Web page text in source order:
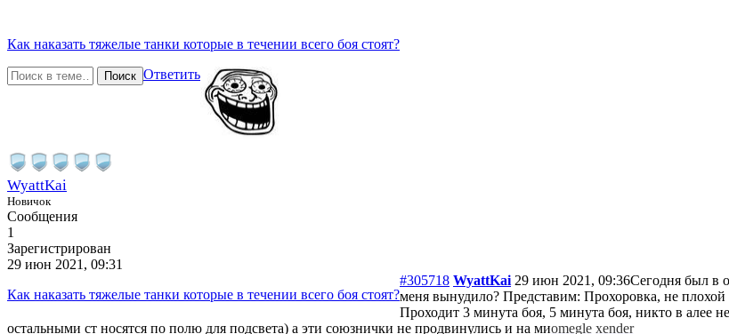
Как наказать тяжелые танки которые в течении всего боя стоят?
Поиск Ответить
WyattKai
Новичок
Сообщения
1
Зарегистрирован
29 июн 2021, 09:31
Как наказать тяжелые танки которые в течении всего боя стоят?
#305718 WyattKai 29 июн 2021, 09:36Сегодня был в
меня вынудило? Представим: Прохоровка, не
Проходит 3 минута боя, 5 минута боя, никто в алее
остальными ст носятся по полю для подсвета) а эти союзнички не продвинулись и на миomegle xender